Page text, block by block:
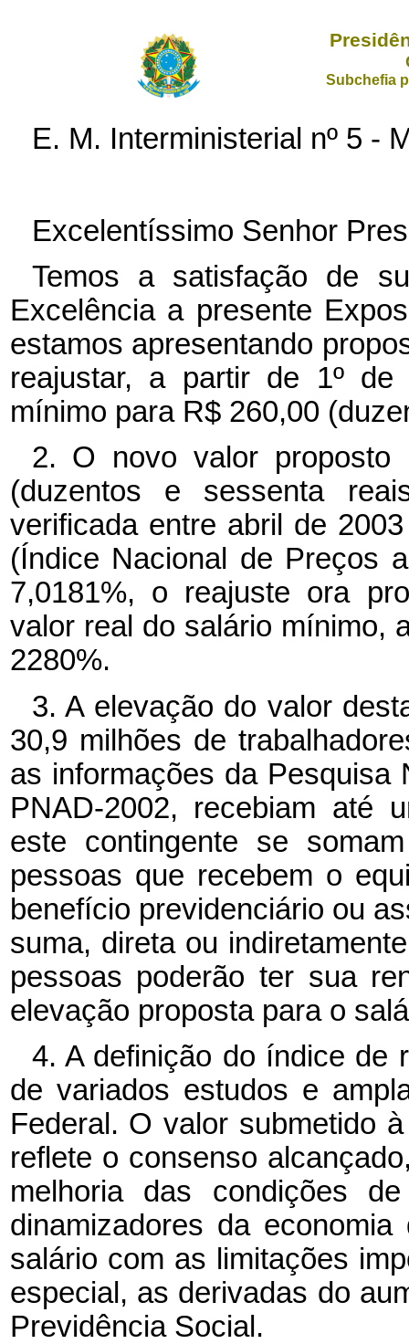
Subchefia
E. M. Interministerial nº 5 -
Excelentíssimo Senhor
Temos a satisfação de
Excelência a presente
estamos apresentando
reajustar, a partir de 1º
mínimo para R$ 260,00
2. O novo valor proposto
(duzentos e sessenta
verificada entre abril de
(Índice Nacional de Preços
7,0181%, o reajuste ora
valor real do salário mínimo,
2280%.
3. A elevação do valor
30,9 milhões de
as informações da Pesquisa
PNAD-2002, recebiam até
este contingente se
pessoas que recebem o
benefício previdenciário ou
suma, direta ou
pessoas poderão ter sua
elevação proposta para o
4. A definição do índice de
de variados estudos e
Federal. O valor submetido
reflete o consenso
melhoria das condições
dinamizadores da
salário com as limitações
especial, as derivadas do
Previdência Social.